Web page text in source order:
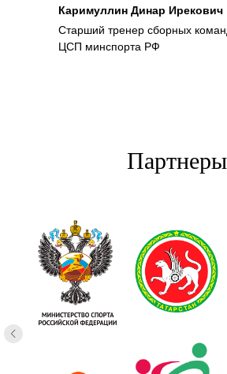
Каримуллин Динар Ирекович
Старший тренер сборных
ЦСП минспорта РФ
Партнеры